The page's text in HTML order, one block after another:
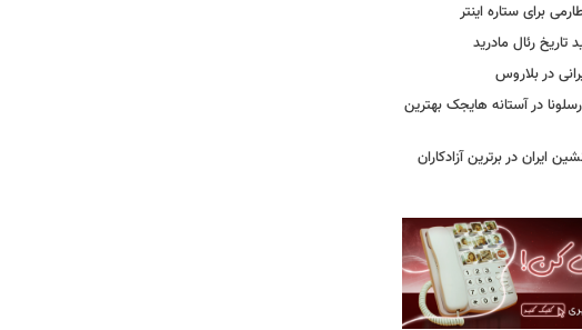
برای ستاره اینتر
تاریخ رئال مادرید
در بلاروس
در آستانه هایجک بهترین
ایران در برترین آزادکاران